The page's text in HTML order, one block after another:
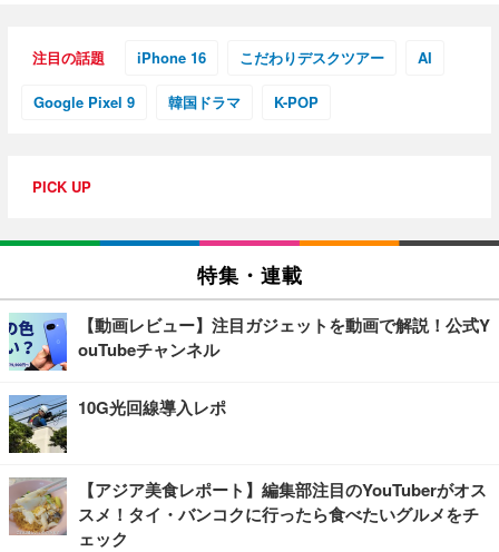
注目の話題 iPhone 16 こだわりデスクツアー AI
Google Pixel 9 韓国ドラマ K-POP
PICK UP
特集・連載
【動画レビュー】注目ガジェットを動画で解説！公式Y
ouTubeチャンネル
10G光回線導入レポ
【アジア美食レポート】編集部注目のYouTuberがオス
スメ！タイ・バンコクに行ったら食べたいグルメをチ
ェック